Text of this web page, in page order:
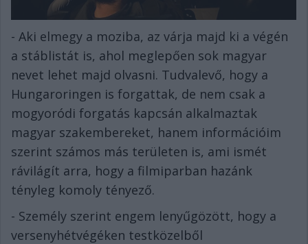
- Aki elmegy a moziba, az várja majd ki a végén
a stáblistát is, ahol meglepően sok magyar
nevet lehet majd olvasni. Tudvalevő, hogy a
Hungaroringen is forgattak, de nem csak a
mogyoródi forgatás kapcsán alkalmaztak
magyar szakembereket, hanem információim
szerint számos más területen is, ami ismét
rávilágít arra, hogy a filmiparban hazánk
tényleg komoly tényező.
- Személy szerint engem lenyűgözött, hogy a
versenyhétvégéken testközelből